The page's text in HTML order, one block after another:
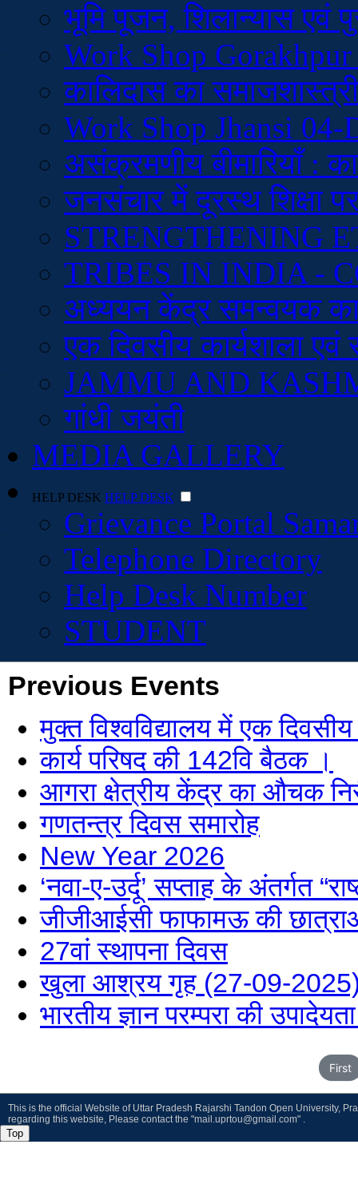
भूमि पूजन, शिलान्यास एवं
Work Shop
कालिदास का
Work Shop Jhansi 04-
असंक्रमणीय बीमारियाँ :
जनसंचार में दूरस्थ शिक्षा
STRENGTHENING
TRIBES IN INDIA -
अध्ययन केंद्र समन्वयक
एक दिवसीय कार्यशाला
JAMMU AND
गांधी जयंती
MEDIA GALLERY
HELP DESK HELP DESK
Grievance Portal
Telephone Directory
Help Desk Number
STUDENT
Previous Events
मुक्त विश्वविद्यालय में एक
कार्य परिषद की 142वि बैठक ।
आगरा क्षेत्रीय केंद्र का औचक
गणतन्त्र दिवस समारोह
New Year 2026
‘नवा-ए-उर्दू’ सप्ताह के अंतर्गत
जीजीआईसी फाफामऊ की
27वां स्थापना दिवस
खुला आश्रय गृह (27-09-
भारतीय ज्ञान परम्परा की
First
This is the official Website of Uttar Pradesh Rajarshi Tandon Open University,
regarding this website, Please contact the "mail.uprtou@gmail.com" .
Top